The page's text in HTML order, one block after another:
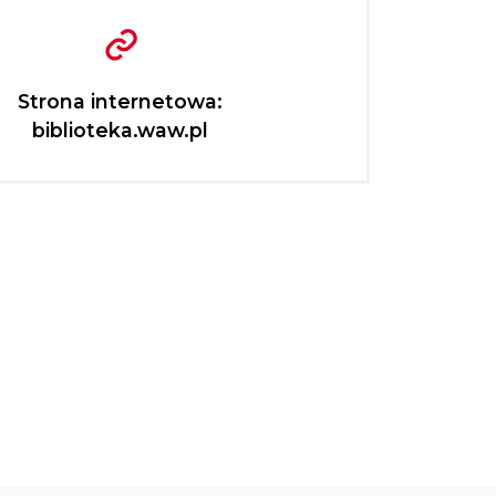
Strona internetowa:
biblioteka.waw.pl